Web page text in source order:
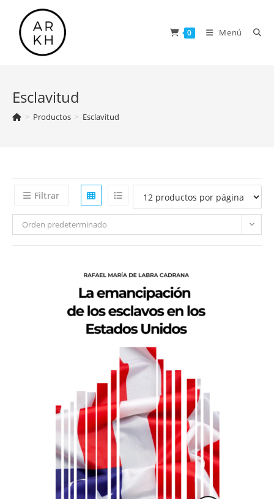
contenido
0 Menú
Esclavitud
> Productos > Esclavitud
Filtrar
Orden predeterminado